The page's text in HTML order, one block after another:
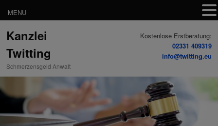
Inhalt
sekundären
wechseln
Kanzlei
Twitting
Schmerzensgeld Anwalt
Kostenlose Erstberatung:
02331 409319
info@twitting.eu
MENU